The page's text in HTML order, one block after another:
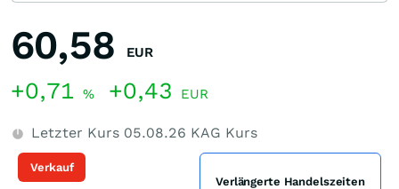
60,58 EUR
+0,71 % +0,43 EUR
Letzter Kurs 05.08.26 KAG Kurs
Verkauf
Verlängerte Handelszeiten